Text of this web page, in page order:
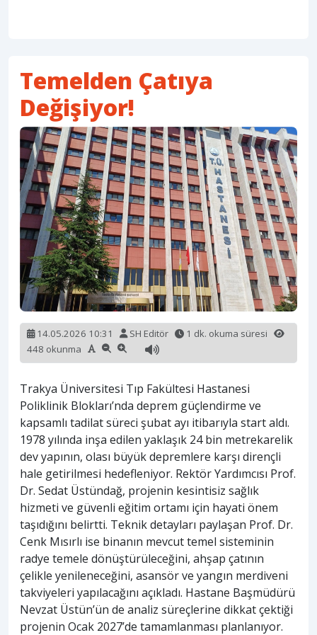
Temelden Çatıya
Değişiyor!
14.05.2026 10:31 SH Editör
1 dk. okuma süresi
448 okunma
Trakya Üniversitesi Tıp Fakültesi Hastanesi
Poliklinik Blokları’nda deprem güçlendirme ve
kapsamlı tadilat süreci şubat ayı itibarıyla start aldı.
1978 yılında inşa edilen yaklaşık 24 bin metrekarelik
dev yapının, olası büyük depremlere karşı dirençli
hale getirilmesi hedefleniyor. Rektör Yardımcısı Prof.
Dr. Sedat Üstündağ, projenin kesintisiz sağlık
hizmeti ve güvenli eğitim ortamı için hayati önem
taşıdığını belirtti. Teknik detayları paylaşan Prof. Dr.
Cenk Mısırlı ise binanın mevcut temel sisteminin
radye temele dönüştürüleceğini, ahşap çatının
çelikle yenileneceğini, asansör ve yangın merdiveni
takviyeleri yapılacağını açıkladı. Hastane Başmüdürü
Nevzat Üstün’ün de analiz süreçlerine dikkat çektiği
projenin Ocak 2027’de tamamlanması planlanıyor.